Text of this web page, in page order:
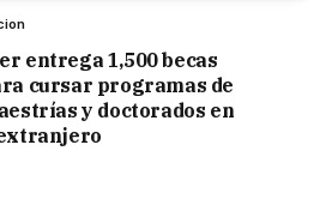
entrega 1,500 becas
cursar programas de
y doctorados en